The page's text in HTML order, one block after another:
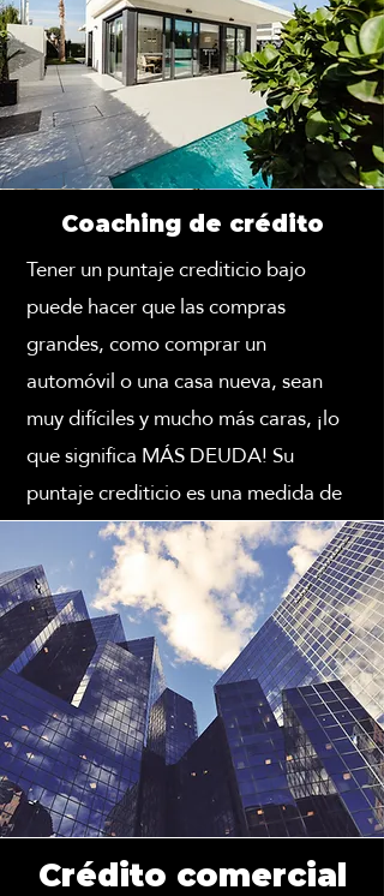
Coaching de crédito
Tener un puntaje crediticio bajo
puede hacer que las compras
grandes, como comprar un
automóvil o una casa nueva, sean
muy difíciles y mucho más caras, ¡lo
que significa MÁS DEUDA! Su
puntaje crediticio es una medida de
su salud financiera y solvencia
crediticia en general. Debido a que
su crédito es una pieza clave de su
identidad financiera, es crucial no
solo tener un buen crédito, sino un
crédito EXCELENTE. Deje que
Credit Queen y su equipo le brinden
el conocimiento y la orientación que
necesita para alcanzar sus metas
financieras.
Crédito comercial